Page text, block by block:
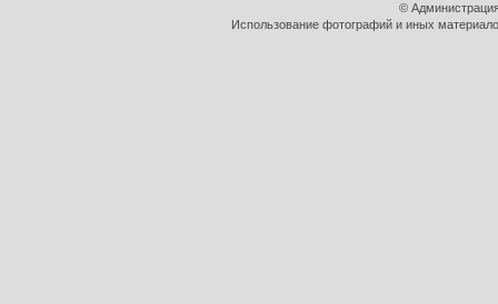
©
Использование фотографий и иных